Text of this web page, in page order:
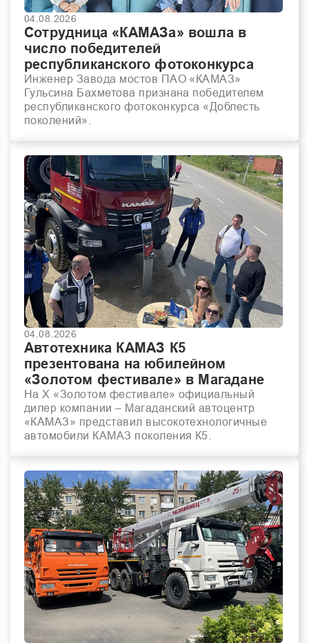
04.08.2026
Сотрудница «КАМАЗа» вошла в
число победителей
республиканского фотоконкурса
Инженер Завода мостов ПАО «КАМАЗ»
Гульсина Бахметова признана победителем
республиканского фотоконкурса «Доблесть
поколений».
04.08.2026
Автотехника КАМАЗ К5
презентована на юбилейном
«Золотом фестивале» в Магадане
На X «Золотом фестивале» официальный
дилер компании – Магаданский автоцентр
«КАМАЗ» представил высокотехнологичные
автомобили КАМАЗ поколения К5.